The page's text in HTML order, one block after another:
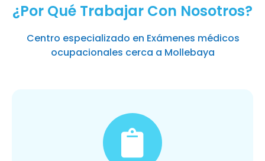
¿Por Qué Trabajar Con Nosotros?
Centro especializado en Exámenes médicos
ocupacionales cerca a Mollebaya